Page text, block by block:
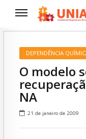
DEPENDÊNCIA
O modelo
NA
21 de janeiro de 2009